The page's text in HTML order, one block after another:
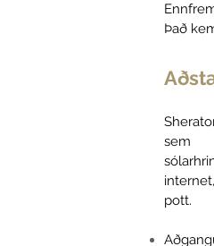
Það
sem
pott.